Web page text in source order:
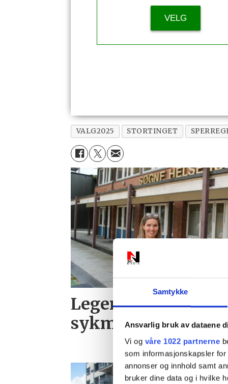
Samtykke
Ansvarlig bruk av dataene
Vi og våre 1022 partnerne
som informasjonskapsler
annonser og innhold samt
bruker dine data og i hvilke
VELG
VALG2025 STORTINGET
Leger får betalt
sykmelde